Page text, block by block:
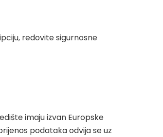
redovite sigurnosne
imaju izvan Europske
podataka odvija se uz